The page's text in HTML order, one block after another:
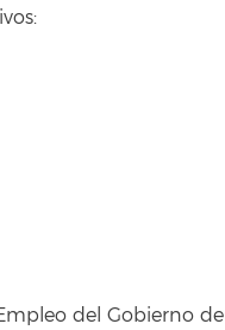
del Gobierno de